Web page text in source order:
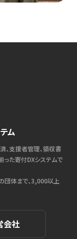
ム
、支援者管理、領収書
った寄付DXシステムで
団体まで、3,000以上
会社